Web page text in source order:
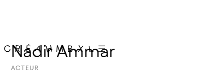
Nadir Ammar
ACTEUR